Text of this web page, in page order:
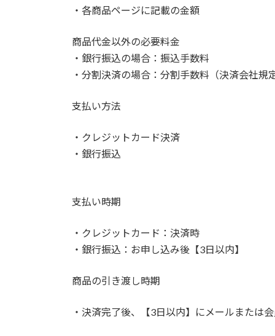
・各商品ページに記載の金額
商品代金以外の必要料金
・銀行振込の場合：振込手数料
・分割決済の場合：分割手数料（決済会社規
支払い方法
・クレジットカード決済
・銀行振込
支払い時期
・クレジットカード：決済時
・銀行振込：お申し込み後【3日以内】
商品の引き渡し時期
・決済完了後、【3日以内】にメールまたは